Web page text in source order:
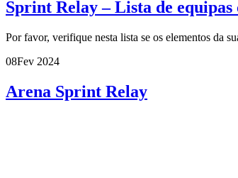
Sprint Relay – Lista de equipas
Por favor, verifique nesta lista se os elementos da
08Fev 2024
Arena Sprint Relay